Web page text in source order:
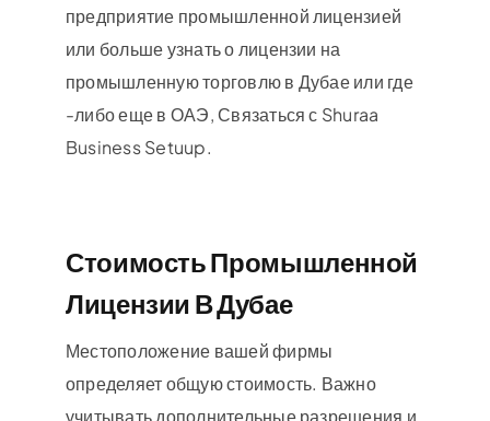
предприятие промышленной лицензией
или больше узнать о лицензии на
промышленную торговлю в Дубае или где
-либо еще в ОАЭ, Связаться с Shuraa
Business Setuup.
Стоимость Промышленной
Лицензии В Дубае
Местоположение вашей фирмы
определяет общую стоимость. Важно
учитывать дополнительные разрешения и